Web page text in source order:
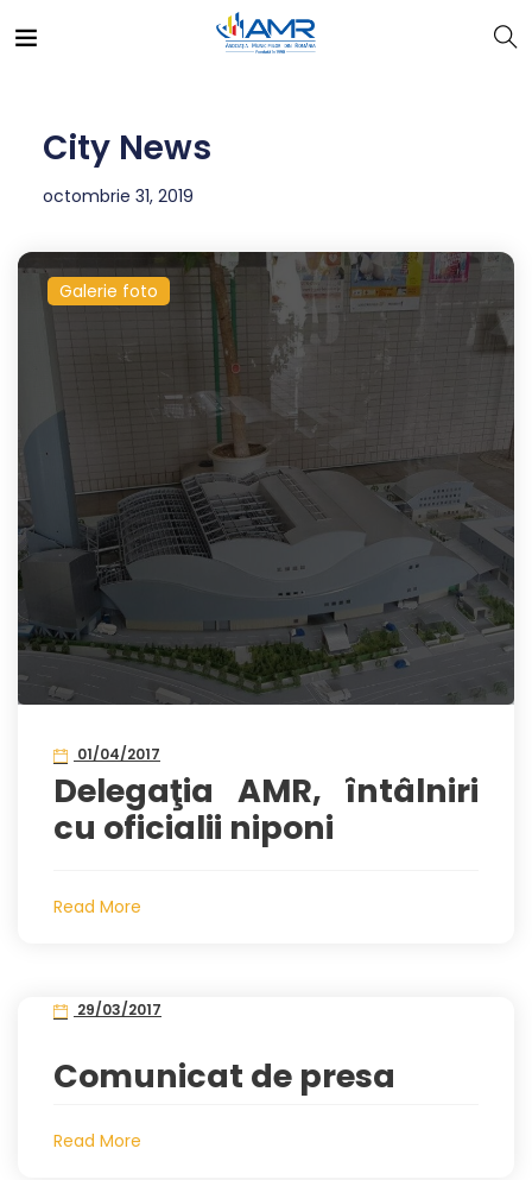
City News
octombrie 31, 2019
Galerie foto
01/04/2017
Delegaţia AMR, întâlniri
cu oficialii niponi
Read More
29/03/2017
Comunicat de presa
Read More